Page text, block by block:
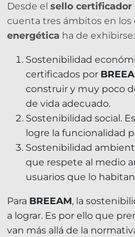
Desde el sello certificador
cuenta tres ámbitos en los
energética ha de exhibirse:
Sostenibilidad
certificados por
construir y muy poco
de vida adecuado.
Sostenibilidad social.
logre la funcionalidad
Sostenibilidad
que respete al medio
usuarios que lo
Para BREEAM, la
a lograr. Es por ello que
van más allá de la